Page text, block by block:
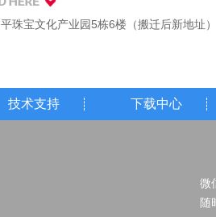
珠宝文化产业园5栋6楼（搬迁后新地址）
技术支持 下载中心
微
随